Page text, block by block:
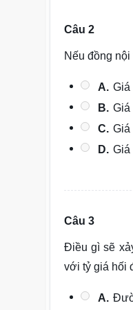
Câu 2
Nếu đồng
A. Giá
B. Giá
C. Giá
D. Giá
Câu 3
Điều gì sẽ
với tỷ giá hối
A.